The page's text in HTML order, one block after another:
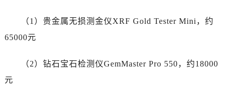
（1）贵金属无损测金仪XRF Gold Tester Mini，约
65000元
（2）钻石宝石检测仪GemMaster Pro 550，约18000
元